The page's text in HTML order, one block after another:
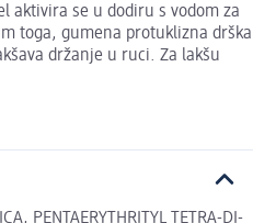
aktivira se u dodiru s vodom za
toga, gumena protuklizna drška
držanje u ruci. Za lakšu
PENTAERYTHRITYL TETRA-DI-